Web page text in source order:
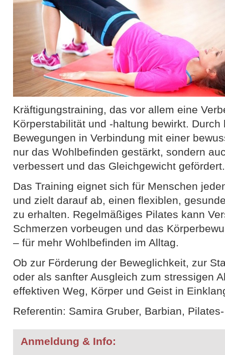
Kräftigungstraining, das vor allem eine
Körperstabilität und -haltung bewirkt.
Bewegungen in Verbindung mit einer
nur das Wohlbefinden gestärkt, sondern
verbessert und das Gleichgewicht gefördert.
Das Training eignet sich für Menschen
und zielt darauf ab, einen flexiblen,
zu erhalten. Regelmäßiges Pilates kann
Schmerzen vorbeugen und das
– für mehr Wohlbefinden im Alltag.
Ob zur Förderung der Beweglichkeit, zur
oder als sanfter Ausgleich zum stressigen
effektiven Weg, Körper und Geist in
Referentin: Samira Gruber, Barbian,
Anmeldung & Info: